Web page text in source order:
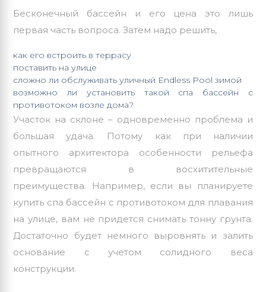
Бесконечный бассейн и его цена это лишь
первая часть вопроса. Затем надо решить,
как его встроить в террасу
поставить на улице
сложно ли обслуживатьуличный Endless Pool зимой
возможно ли установить такой спа бассейн с
противотоком возле дома?
Участок на склоне – одновременно проблема и
большая удача. Потому как при наличии
опытного архитектора особенности рельефа
превращаются в восхитительные
преимущества. Например, если вы планируете
купить спа бассейн с противотоком для плавания
на улице, вам не придется снимать тонну грунта.
Достаточно будет немного выровнять и залить
основание с учетом солидного веса
конструкции.